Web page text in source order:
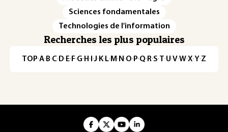
Sciences fondamentales
Technologies de l'information
Recherches les plus populaires
TOP·A·B·C· D· E· F·G· H · ·J· K· L· M · N ·O· P·Q· R·S·T·U·V·W·X·Y·Z